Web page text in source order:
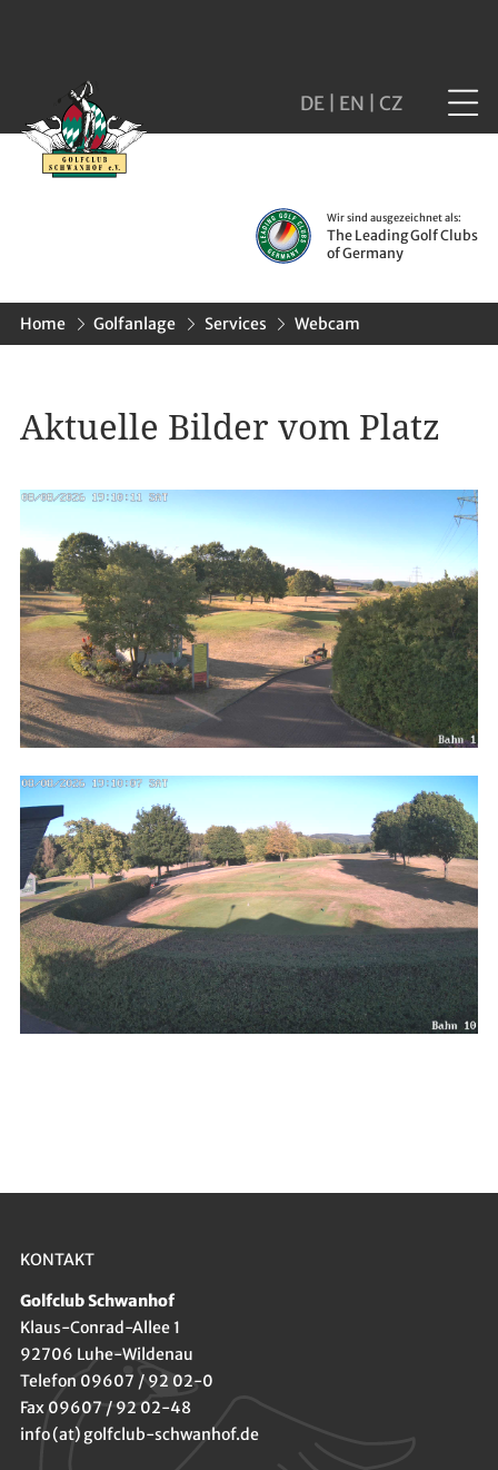
DE EN CZ
Wir sind ausgezeichnet als:
The Leading Golf Clubs
of Germany
Home Golfanlage Services Webcam
Aktuelle Bilder vom Platz
KONTAKT
Golfclub Schwanhof
Klaus-Conrad-Allee 1
92706 Luhe-Wildenau
Telefon 09607 / 92 02-0
Fax 09607 / 92 02-48
info (at) golfclub-schwanhof.de